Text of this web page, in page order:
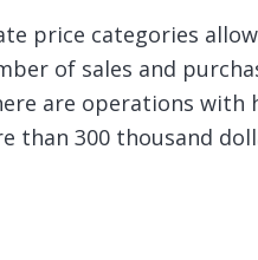
price categories
of sales and
are operations
300 thousand